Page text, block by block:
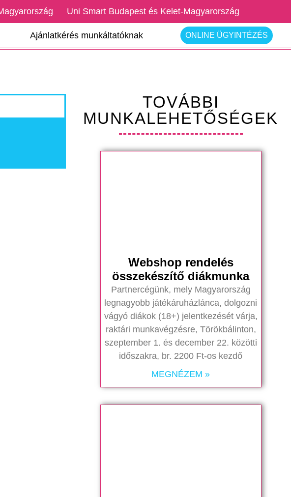
Uni Smart Budapest és Kelet-Magyarország
Ajánlatkérés munkáltatóknak ONLINE ÜGYINTÉZÉS
TOVÁBBI
MUNKALEHETŐSÉGEK
Webshop rendelés
összekészítő diákmunka
Partnercégünk, mely Magyarország
legnagyobb játékáruházlánca, dolgozni
vágyó diákok (18+) jelentkezését várja,
raktári munkavégzésre, Törökbálinton,
szeptember 1. és december 22. közötti
időszakra, br. 2200 Ft-os kezdő
MEGNÉZEM »